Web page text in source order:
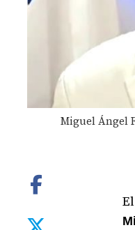
Miguel Ángel